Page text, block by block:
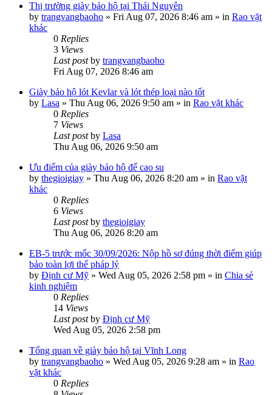
Thị trường giày bảo hộ tại Thái Nguyên
by trangvangbaoho » Fri Aug 07, 2026 8:46 am » in Rao vặt
khác
0 Replies
3 Views
Last postby trangvangbaoho
Fri Aug 07, 2026 8:46 am
Giày bảo hộ lót Kevlar và lót thép loại nào tốt
by Lasa » Thu Aug 06, 2026 9:50 am » in Rao vặt khác
0 Replies
7 Views
Last postby Lasa
Thu Aug 06, 2026 9:50 am
Ưu điểm của giày bảo hộ đế cao su
by thegioigiay » Thu Aug 06, 2026 8:20 am » in Rao vặt
khác
0 Replies
6 Views
Last postby thegioigiay
Thu Aug 06, 2026 8:20 am
EB-5 trước mốc 30/09/2026: Nộp hồ sơ đúng thời điểm giúp
bảo toàn lợi thế pháp lý
by Định cư Mỹ » Wed Aug 05, 2026 2:58 pm » in Chia sẻ
kinh nghiệm
0 Replies
14 Views
Last postby Định cư Mỹ
Wed Aug 05, 2026 2:58 pm
Tổng quan về giày bảo hộ tại Vĩnh Long
by trangvangbaoho » Wed Aug 05, 2026 9:28 am » in Rao
vặt khác
0 Replies